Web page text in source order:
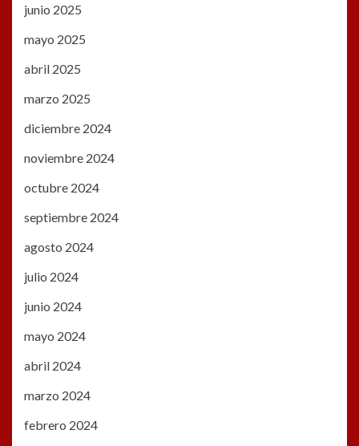
junio 2025
mayo 2025
abril 2025
marzo 2025
diciembre 2024
noviembre 2024
octubre 2024
septiembre 2024
agosto 2024
julio 2024
junio 2024
mayo 2024
abril 2024
marzo 2024
febrero 2024